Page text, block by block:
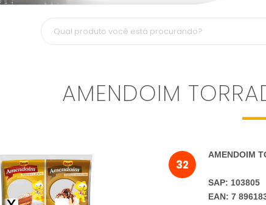
AMENDOIM
32
AMENDOIM
SAP: 103805
EAN: 7